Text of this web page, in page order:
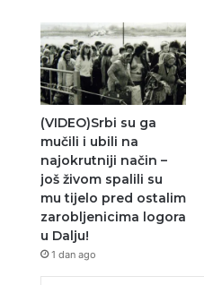
(VIDEO)Srbi su ga
mučili i ubili na
najokrutniji način –
još živom spalili su
mu tijelo pred ostalim
zarobljenicima logora
u Dalju!
1 dan ago